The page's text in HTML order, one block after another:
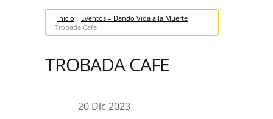
Inicio
Eventos – Dando Vida a la Muerte
Trobada Cafe
TROBADA CAFE
20 Dic 2023